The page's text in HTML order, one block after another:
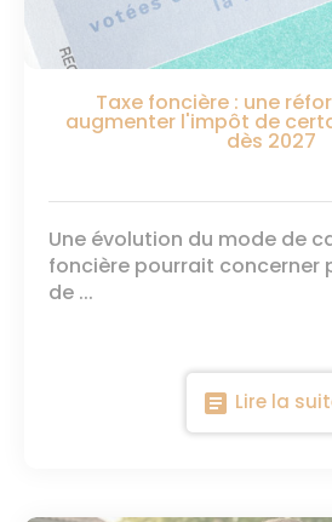
Taxe foncière : une
augmenter l'impôt de
dès 2027
Une évolution du mode de
foncière pourrait concerner
de ...
article Lire la